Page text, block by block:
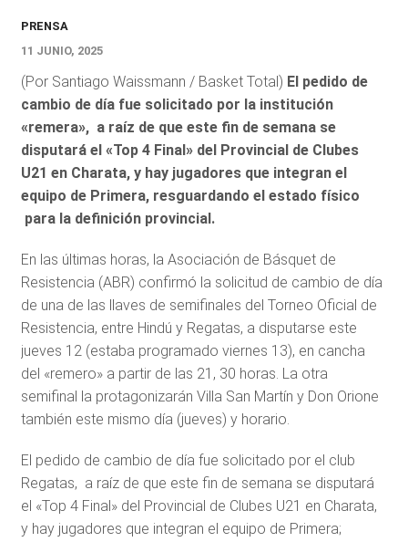
PRENSA
11 JUNIO, 2025
(Por Santiago Waissmann / Basket Total) El pedido de
cambio de día fue solicitado por la institución
«remera», a raíz de que este fin de semana se
disputará el «Top 4 Final» del Provincial de Clubes
U21 en Charata, y hay jugadores que integran el
equipo de Primera, resguardando el estado físico
para la definición provincial.
En las últimas horas, la Asociación de Básquet de
Resistencia (ABR) confirmó la solicitud de cambio de día
de una de las llaves de semifinales del Torneo Oficial de
Resistencia, entre Hindú y Regatas, a disputarse este
jueves 12 (estaba programado viernes 13), en cancha
del «remero» a partir de las 21, 30 horas. La otra
semifinal la protagonizarán Villa San Martín y Don Orione
también este mismo día (jueves) y horario.
El pedido de cambio de día fue solicitado por el club
Regatas, a raíz de que este fin de semana se disputará
el «Top 4 Final» del Provincial de Clubes U21 en Charata,
y hay jugadores que integran el equipo de Primera;